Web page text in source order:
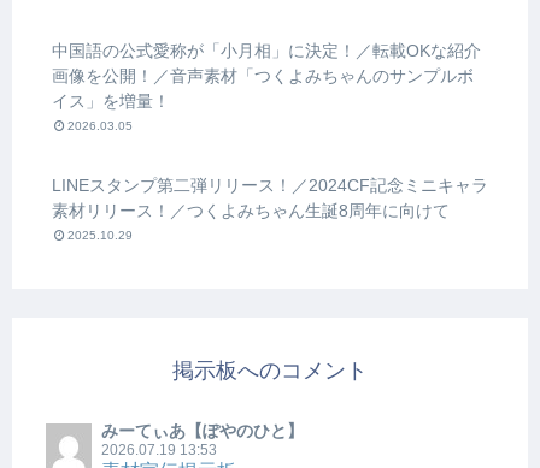
中国語の公式愛称が「小月相」に決定！／転載OKな紹介
画像を公開！／音声素材「つくよみちゃんのサンプルボ
イス」を増量！
2026.03.05
LINEスタンプ第二弾リリース！／2024CF記念ミニキャラ
素材リリース！／つくよみちゃん生誕8周年に向けて
2025.10.29
掲示板へのコメント
みーてぃあ【ぽやのひと】
2026.07.19 13:53